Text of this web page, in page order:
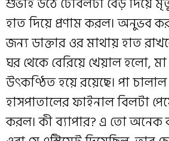
হাত দিয়ে প্রণাম করল। অনুভব
জন্য ডাক্তার ওর মাথায় হাত
ঘর থেকে বেরিয়ে খেয়াল হলো,
উৎকণ্ঠিত হয়ে রয়েছে। পা
হাসপাতালের ফাইনাল বিলটা
করল। কী ব্যাপার? এ তো অনেক